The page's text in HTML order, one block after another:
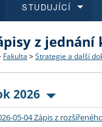
Struktura a historie
Strategie a další
Podpora a benefity pro
Co studovat a jak se
Učitelské studijní
Informace k průběhu
STUDUJÍCÍ
Bakalářské a magisterské
Doktorské studium
Rigorózní řízení
O vědě a výzkumu na FF
Akademické kvalifikace
Granty a projekty
Aktuální nabídky a
Vyjíždějící studenti
Přijíždějící studenti
z jednání
Fakulta > Strategie a další
2026
05-04 Zápis z